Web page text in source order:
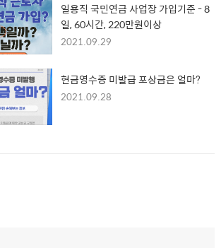
일용직 국민연금 사업장 가입기준 - 8
일, 60시간, 220만원이상
2021.09.29
현금영수증 미발급 포상금은 얼마?
2021.09.28